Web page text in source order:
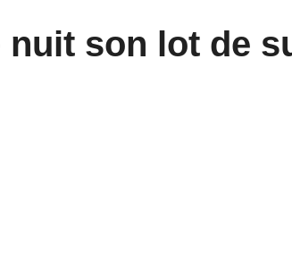
nuit son lot de